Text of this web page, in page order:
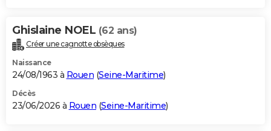
Ghislaine NOEL (62 ans)
Créer une cagnotte obsèques
Naissance
24/08/1963 à Rouen (Seine-Maritime)
Décès
23/06/2026 à Rouen (Seine-Maritime)